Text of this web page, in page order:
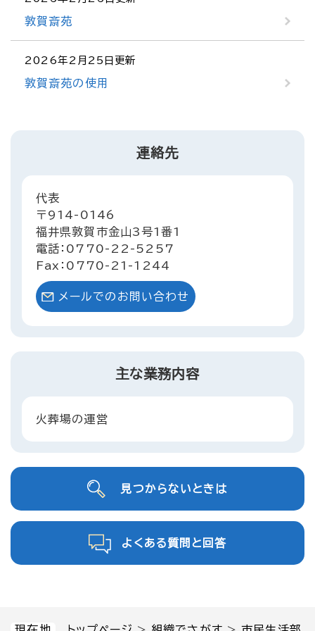
敦賀斎苑
2026年2月25日更新
敦賀斎苑の使用
連絡先
代表
〒914-0146
福井県敦賀市金山3号1番1
電話：0770-22-5257
Fax：0770-21-1244
メールでのお問い合わせ
主な業務内容
火葬場の運営
見つからないときは
よくある質問と回答